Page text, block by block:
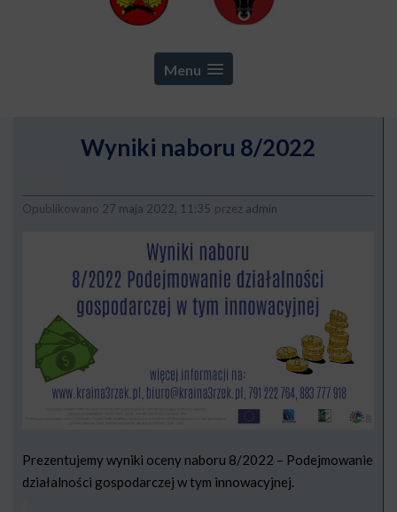
Menu
Wyniki naboru 8/2022
Opublikowano 27 maja 2022, 11:35 przez admin
Prezentujemy wyniki oceny naboru 8/2022 – Podejmowanie
działalności gospodarczej w tym innowacyjnej.